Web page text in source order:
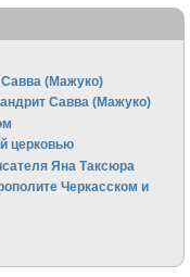
(Мажуко)
Савва (Мажуко)
церковью
Яна Таксюра
Черкасском и